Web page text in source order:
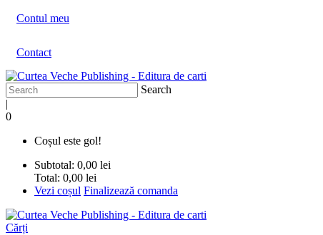
Contul meu
Contact
Search
|
0
Coșul este gol!
Subtotal: 0,00 lei
Total: 0,00 lei
Vezi coșul Finalizează comanda
Cărți